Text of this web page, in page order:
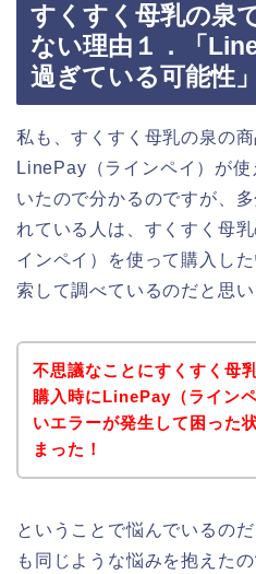
すくすく母乳の泉
ない理由１．「
過ぎている可能性」
私も、すくすく母乳の泉の商
LinePay（ラインペイ）が
いたので分かるのですが、
れている人は、すくすく母
インペイ）を使って購入し
索して調べているのだと思い
不思議なことにすくすく母
購入時にLinePay（ライン
いエラーが発生して困った
まった！
ということで悩んでいるの
も同じような悩みを抱えた